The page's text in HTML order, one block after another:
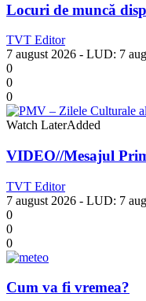
Locuri de muncă
TVT Editor
7 august 2026 - LUD: 7
0
0
0
Watch LaterAdded
VIDEO//Mesajul
TVT Editor
7 august 2026 - LUD: 7
0
0
0
Cum va fi vremea?